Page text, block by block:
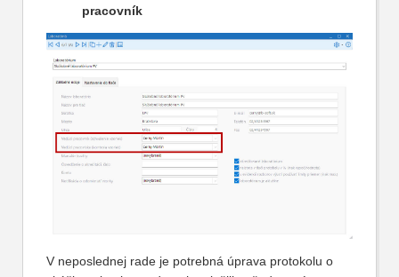
pracovník
V neposlednej rade je potrebná úprava protokolu o